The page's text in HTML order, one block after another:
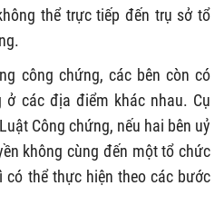
thể trực tiếp đến trụ sở tổ
công chứng, các bên còn có
các địa điểm khác nhau. Cụ
Công chứng, nếu hai bên uỷ
không cùng đến một tổ chức
có thể thực hiện theo các bước